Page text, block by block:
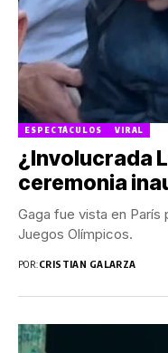
ESPECTÁCULOS VIRAL
¿Involucrada
ceremonia
Gaga fue vista en París
Juegos Olímpicos.
POR:CRISTIAN GALARZA